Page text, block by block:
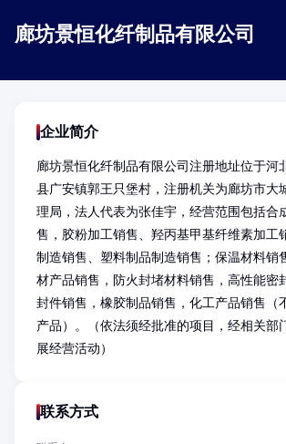
廊坊景恒化纤制品有限公司
企业简介
廊坊景恒化纤制品有限公司注册地址位于河
县广安镇郭王只堡村，注册机关为廊坊市大
理局，法人代表为张佳宇，经营范围包括合
售，胶粉加工销售、羟丙基甲基纤维素加工
制造销售、塑料制品制造销售；保温材料销
材产品销售，防火封堵材料销售，高性能密
封件销售，橡胶制品销售，化工产品销售（
产品）。（依法须经批准的项目，经相关部
展经营活动）
联系方式